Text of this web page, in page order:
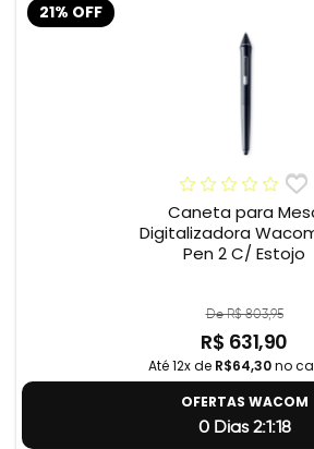
21% OFF
Caneta para
Digitalizadora
Pen 2 C/ Estojo
De R$ 803,95
R$ 631,90
Até 12x de R$64,30no
OFERTAS WACOM
0 Dias 2:1:17